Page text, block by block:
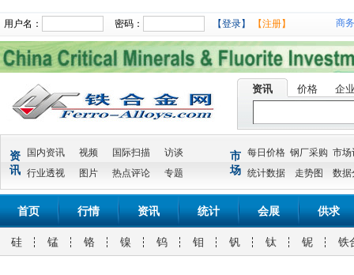
用户名： 密码： 【登录】 【注册】 商
资讯 价格 企
资
讯
国内资讯 视频 国际扫描
访谈
行业透视
图片 热点评论 专题
市
场
每日价格 钢厂采购 市场
统计数据
走势图 数据
首页 行情 资讯 统计 会展 供求
硅 锰 铬 镍 钨 钼 钒 钛 铌 铁